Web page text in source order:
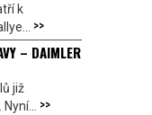
k
>>
– DAIMLER
již
>>